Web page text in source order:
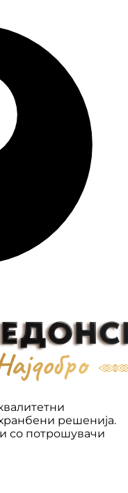
решенија.
со потрошувачи